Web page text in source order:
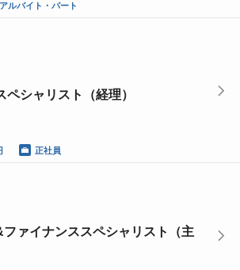
アルバイト・パート
シャリスト（経理）
正社員
ァイナンススペシャリスト（主